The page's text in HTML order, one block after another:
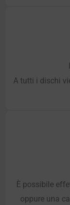
A tutti i dischi
È possibile
oppure una